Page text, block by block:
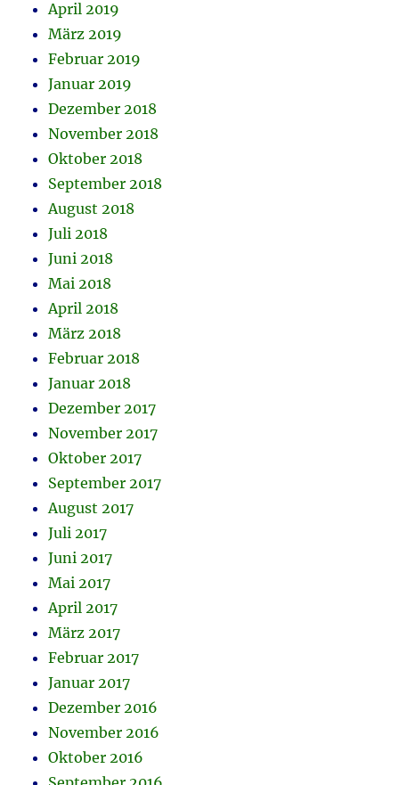
April 2019
März 2019
Februar 2019
Januar 2019
Dezember 2018
November 2018
Oktober 2018
September 2018
August 2018
Juli 2018
Juni 2018
Mai 2018
April 2018
März 2018
Februar 2018
Januar 2018
Dezember 2017
November 2017
Oktober 2017
September 2017
August 2017
Juli 2017
Juni 2017
Mai 2017
April 2017
März 2017
Februar 2017
Januar 2017
Dezember 2016
November 2016
Oktober 2016